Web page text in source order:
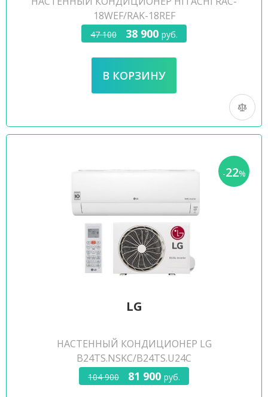
18WEF/RAK-18REF
47 100 38 900 руб.
-22%
LG
НАСТЕННЫЙ КОНДИЦИОНЕР LG
B24TS.NSKC/B24TS.U24C
104 900 81 900 руб.